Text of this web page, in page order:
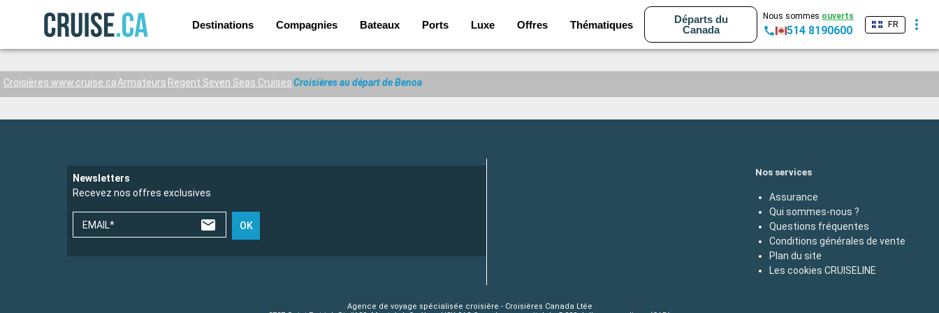
Destinations Compagnies Bateaux Ports Luxe Offres Thématiques
Départs du
Canada
Nous sommes ouverts
514 8190600 FR
Croisières www.cruise.caArmateurs Regent Seven Seas CruisesCroisières au départ de Benoa
Newsletters
Recevez nos offres exclusives
EMAIL* OK
Nos services
Assurance
Qui sommes-nous ?
Questions fréquentes
Conditions générales de vente
Plan du site
Les cookies CRUISELINE
Agence de voyage spécialisée croisière - Croisières Canada Ltée